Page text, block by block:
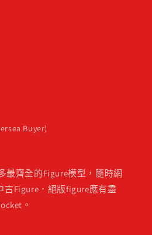
Buyer)
最齊全的Figure模型，隨時網
古Figure．絕版figure應有盡
。